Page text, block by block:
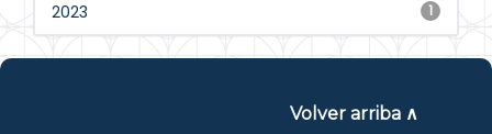
1
2023
Volver arriba ∧